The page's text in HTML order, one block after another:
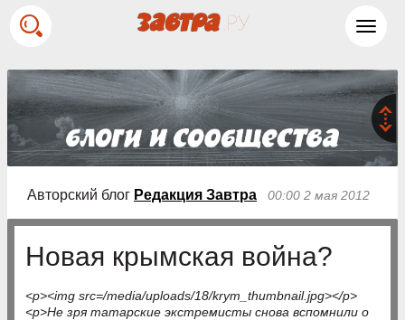
Авторский блог Редакция Завтра 00:00 2 мая 2012
Новая крымская война?
<p><img src=/media/uploads/18/krym_thumbnail.jpg></p>
<p>Не зря татарские экстремисты снова вспомнили о